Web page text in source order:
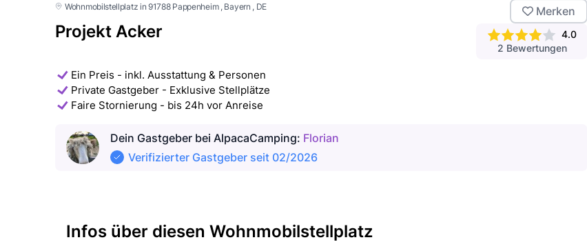
Wohnmobilstellplatz in 91788 Pappenheim , Bayern , DE
Projekt Acker
4.0
2 Bewertungen
Merken
Ein Preis - inkl. Ausstattung & Personen
Private Gastgeber - Exklusive Stellplätze
Faire Stornierung - bis 24h vor Anreise
Dein Gastgeber bei AlpacaCamping: Florian
Verifizierter Gastgeber seit 02/2026
Infos über diesen Wohnmobilstellplatz